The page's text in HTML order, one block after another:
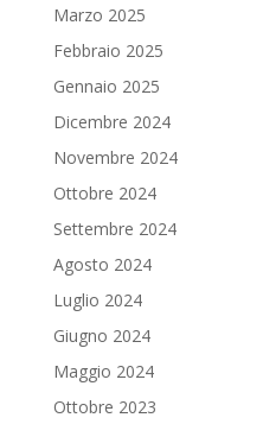
Marzo 2025
Febbraio 2025
Gennaio 2025
Dicembre 2024
Novembre 2024
Ottobre 2024
Settembre 2024
Agosto 2024
Luglio 2024
Giugno 2024
Maggio 2024
Ottobre 2023